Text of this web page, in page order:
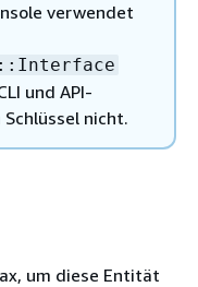
verwendet
und API-
nicht.
um diese Entität